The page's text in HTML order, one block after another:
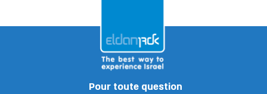
Pour toute question